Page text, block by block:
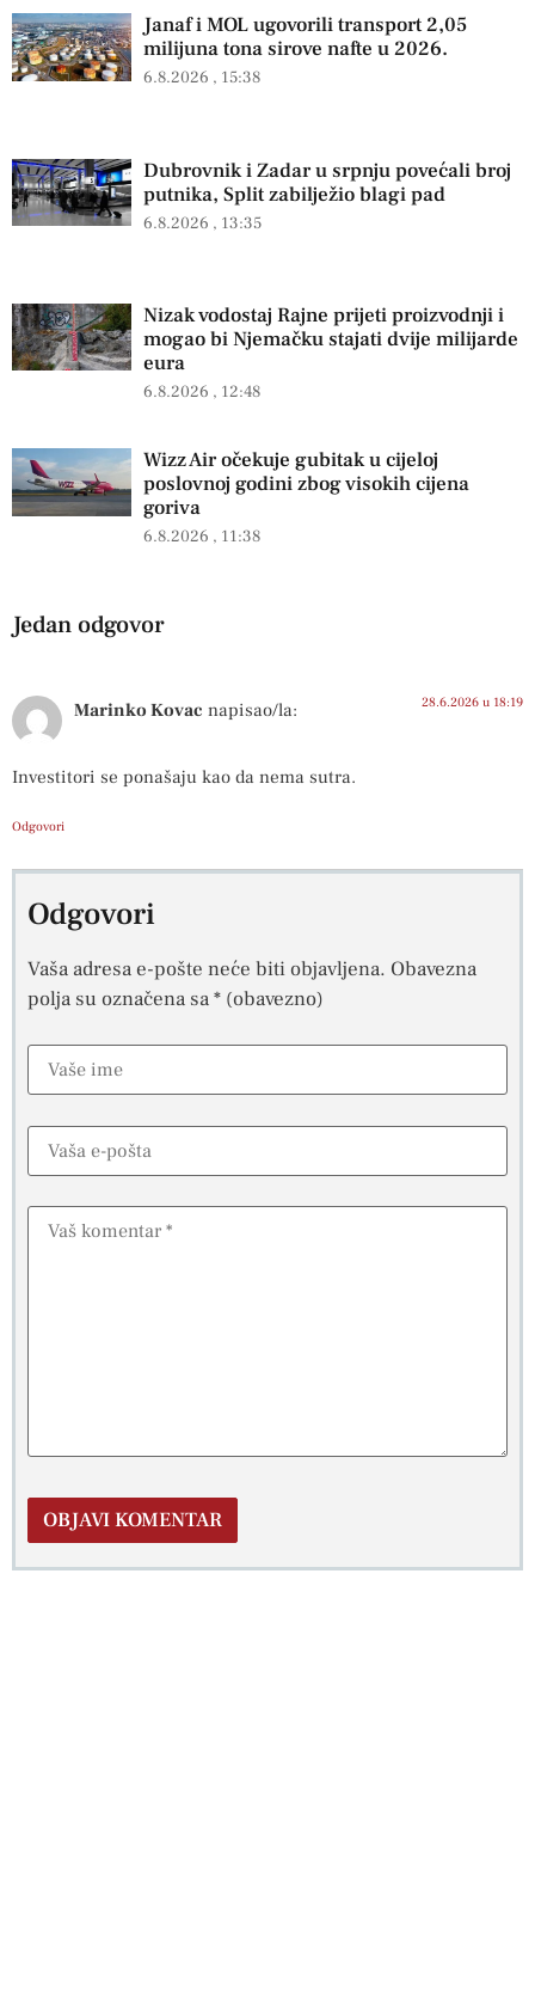
Janaf i MOL ugovorili transport 2,05
milijuna tona sirove nafte u 2026.
6.8.2026 15:38
Dubrovnik i Zadar u srpnju povećali broj
putnika, Split zabilježio blagi pad
6.8.2026 13:35
Nizak vodostaj Rajne prijeti proizvodnji i
mogao bi Njemačku stajati dvije milijarde
eura
6.8.2026 12:48
Wizz Air očekuje gubitak u cijeloj
poslovnoj godini zbog visokih cijena
goriva
6.8.2026 11:38
Jedan odgovor
Marinko Kovac napisao/la: 28.6.2026 u 18:19
Investitori se ponašaju kao da nema sutra.
Odgovori
Odgovori
Vaša adresa e-pošte neće biti objavljena. Obavezna
polja su označena sa* (obavezno)